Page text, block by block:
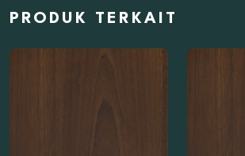
PRODUK TERKAIT